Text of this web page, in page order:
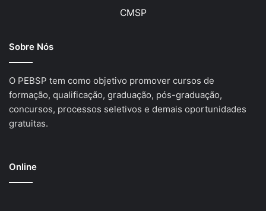
CMSP
Sobre Nós
O PEBSP tem como objetivo promover cursos de
formação, qualificação, graduação, pós-graduação,
concursos, processos seletivos e demais oportunidades
gratuitas.
Online